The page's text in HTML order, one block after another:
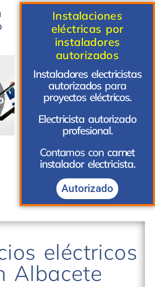
Instalaciones
eléctricas por
instaladores
autorizados
Instaladores electricistas
autorizados para
proyectos eléctricos.
Electricista autorizado
profesional.
Contamos concarnet
instalador electricista.
Autorizado
eléctricos
Albacete